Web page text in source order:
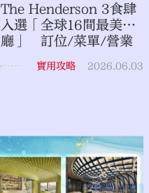
The Henderson 3食肆
入選「全球16間最美餐
廳」 訂位/菜單/營業
時間一文睇清
實用攻略 2026.06.03